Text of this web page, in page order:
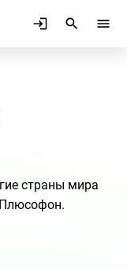
страны мира